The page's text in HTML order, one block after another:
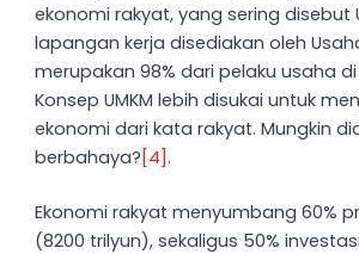
ekonomi rakyat, yang sering disebut
lapangan kerja disediakan oleh
merupakan 98% dari pelaku usaha
Konsep UMKM lebih disukai untuk
ekonomi dari kata rakyat. Mungkin
berbahaya? [4].
Ekonomi rakyat menyumbang 60%
(8200 trilyun), sekaligus 50%